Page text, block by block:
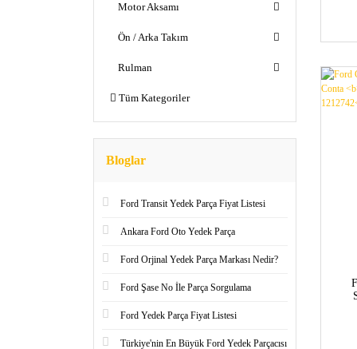
Motor Aksamı
Ön / Arka Takım
Rulman
Tüm Kategoriler
Bloglar
Ford Transit Yedek Parça Fiyat Listesi
Ankara Ford Oto Yedek Parça
Ford Orjinal Yedek Parça Markası Nedir?
Ford Şase No İle Parça Sorgulama
Ford Yedek Parça Fiyat Listesi
Türkiye'nin En Büyük Ford Yedek Parçacısı